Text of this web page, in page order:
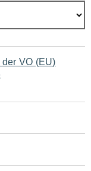
VO (EU)